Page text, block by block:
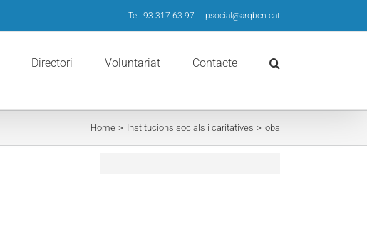
Tel. 93 317 63 97 psocial@arqbcn.cat
Directori Voluntariat Contacte
Home Institucions socials i caritatives oba